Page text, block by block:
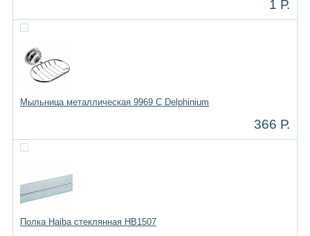
1 Р.
Мыльница металлическая 9969 C Delphinium
366 Р.
Полка Haiba стеклянная HB1507